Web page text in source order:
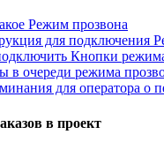
Режим прозвона
для подключения
Кнопки
в очереди режима
для оператора о
в проект